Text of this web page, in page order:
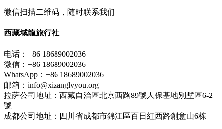
微信扫描二维码，随时联系我们
西藏域龍旅行社
电话：+86 18689002036
微信：+86 18689002036
WhatsApp：+86 18689002036
邮箱：info@xizanglvyou.org
拉萨公司地址：西藏自治區北京西路89號人保基地別墅區6-2
號
成都公司地址：四川省成都市錦江區百日紅西路創意山6栋